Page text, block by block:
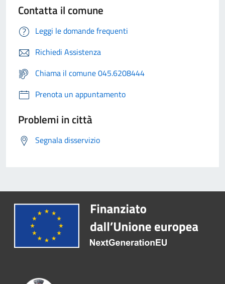
Contatta il comune
Leggi le domande frequenti
Richiedi Assistenza
Chiama il comune 045.6208444
Prenota un appuntamento
Problemi in città
Segnala disservizio